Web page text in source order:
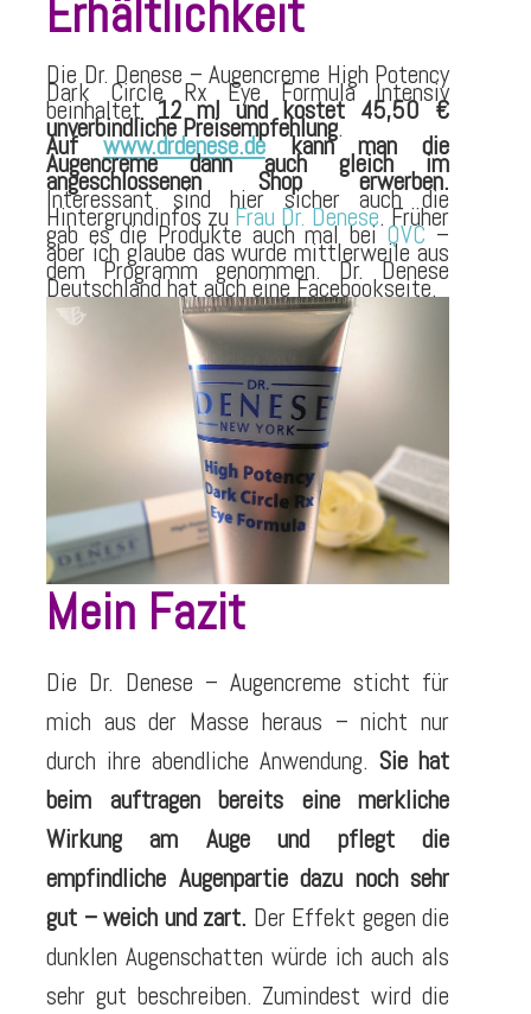
Erhältlichkeit
Die Dr. Denese – Augencreme High Potency
Dark Circle Rx Eye Formula Intensiv
beinhaltet12 ml und kostet 45,50 €
unverbindliche Preisempfehlung.
Aufwww.drdenese.dekann man die
Augencreme dann auch gleich im
angeschlossenen Shop erwerben.
Interessant sind hier sicher auch die
Hintergrundinfos zuFrau Dr. Denese. Früher
gab es die Produkte auch mal beiQVC–
aber ich glaube das wurde mittlerweile aus
dem Programm genommen. Dr. Denese
Deutschland hat auch eine Facebookseite.
Mein Fazit
Die Dr. Denese – Augencreme sticht für
mich aus der Masse heraus – nicht nur
durch ihre abendliche Anwendung. Sie hat
beim auftragen bereits eine merkliche
Wirkung am Auge und pflegt die
empfindliche Augenpartie dazu noch sehr
gut – weich und zart. Der Effekt gegen die
dunklen Augenschatten würde ich auch als
sehr gut beschreiben. Zumindest wird die